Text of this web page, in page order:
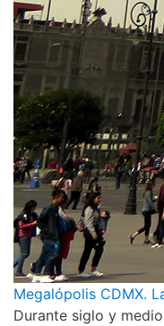
Megalópolis CDMX.
Durante siglo y